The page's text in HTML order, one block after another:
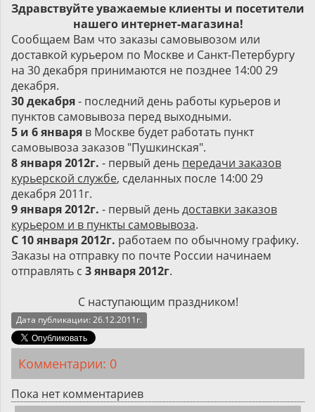
Здравствуйте уважаемые клиенты и посетители
нашего интернет-магазина!
Сообщаем Вам что заказы самовывозом или
доставкой курьером по Москве и Санкт-Петербургу
на 30 декабря принимаются не позднее 14:00 29
декабря.
30 декабря- последний день работы курьеров и
пунктов самовывоза перед выходными.
5 и 6 января в Москве будет работать пункт
самовывоза заказов "Пушкинская".
8 января 2012г. - первый день передачи заказов
курьерской службе, сделанных после 14:00 29
декабря 2011г.
9 января 2012г. - первый деньдоставки заказов
курьером и в пункты самовывоза.
С 10 января 2012г. работаем по обычному графику.
Заказы на отправку по почте России начинаем
отправлять с 3 января 2012г.
С наступающим праздником!
Дата публикации: 26.12.2011г.
Комментарии: 0
Пока нет комментариев